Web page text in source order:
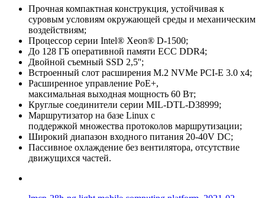
Прочная компактная конструкция, устойчивая к
суровым условиям окружающей среды и механическим
воздействиям;
Процессор серии Intel® Xeon® D-1500;
До 128 ГБ оперативной памяти ECC DDR4;
Двойной съемный SSD 2,5'';
Встроенный слот расширения M.2 NVMe PCI-E 3.0 x4;
Расширенное управление PoE+,
максимальная выходная мощность 60 Вт;
Круглые соединители серии MIL-DTL-D38999;
Маршрутизатор на базе Linux с
поддержкой множества протоколов маршрутизации;
Широкий диапазон входного питания 20-40V DC;
Пассивное охлаждение без вентилятора, отсутствие
движущихся частей.